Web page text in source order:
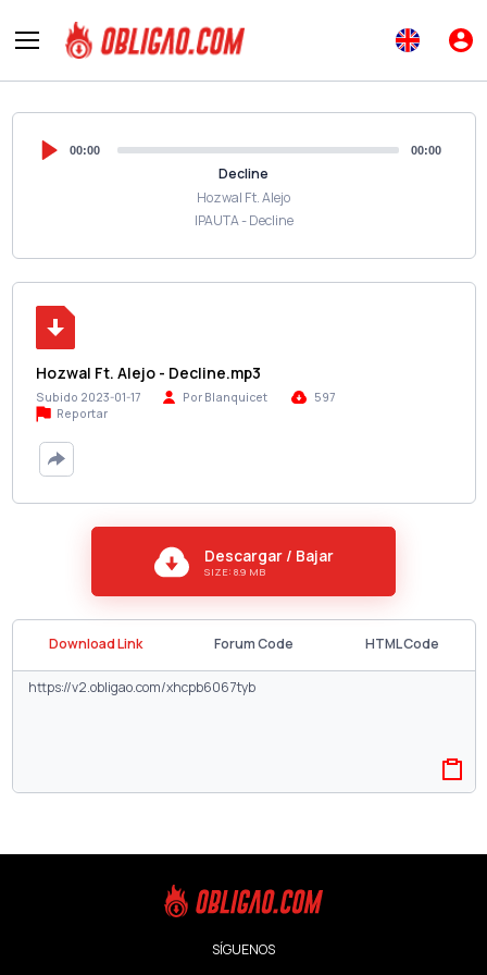
00:00 00:00
Decline
Hozwal Ft. Alejo
IPAUTA - Decline
Hozwal Ft. Alejo - Decline.mp3
Subido 2023-01-17 Por Blanquicet
597
Reportar
Descargar / Bajar
SIZE: 8.9 MB
Download Link Forum Code HTML Code
SÍGUENOS